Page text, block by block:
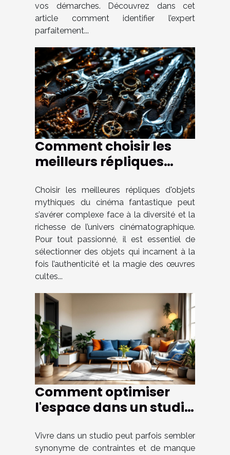
vos démarches. Découvrez dans cet
article comment identifier l’expert
parfaitement...
Comment choisir les
meilleurs répliques
cinéma fantastique ?
Choisir les meilleures répliques d'objets
mythiques du cinéma fantastique peut
s’avérer complexe face à la diversité et la
richesse de l’univers cinématographique.
Pour tout passionné, il est essentiel de
sélectionner des objets qui incarnent à la
fois l’authenticité et la magie des œuvres
cultes...
Comment optimiser
l'espace dans un studio
fonctionnel ?
Vivre dans un studio peut parfois sembler
synonyme de contraintes et de manque